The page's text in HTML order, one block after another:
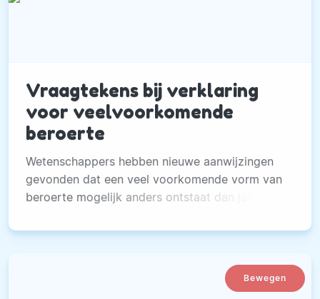
Vraagtekens bij verklaring
voor veelvoorkomende
beroerte
Wetenschappers hebben nieuwe aanwijzingen
gevonden dat een veel voorkomende vorm van
beroerte mogelijk anders ontstaat dan jarenlang
Bewegen